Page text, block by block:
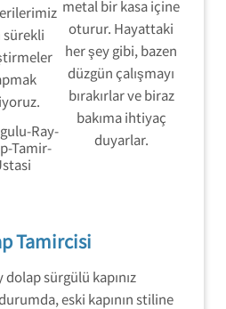
sürekli
metal bir kasa içine
oturur. Hayattaki
her şey gibi, bazen
düzgün çalışmayı
bırakırlar ve biraz
bakıma ihtiyaç
duyarlar.
Tamircisi
sürgülü kapınız
eski kapının stiline